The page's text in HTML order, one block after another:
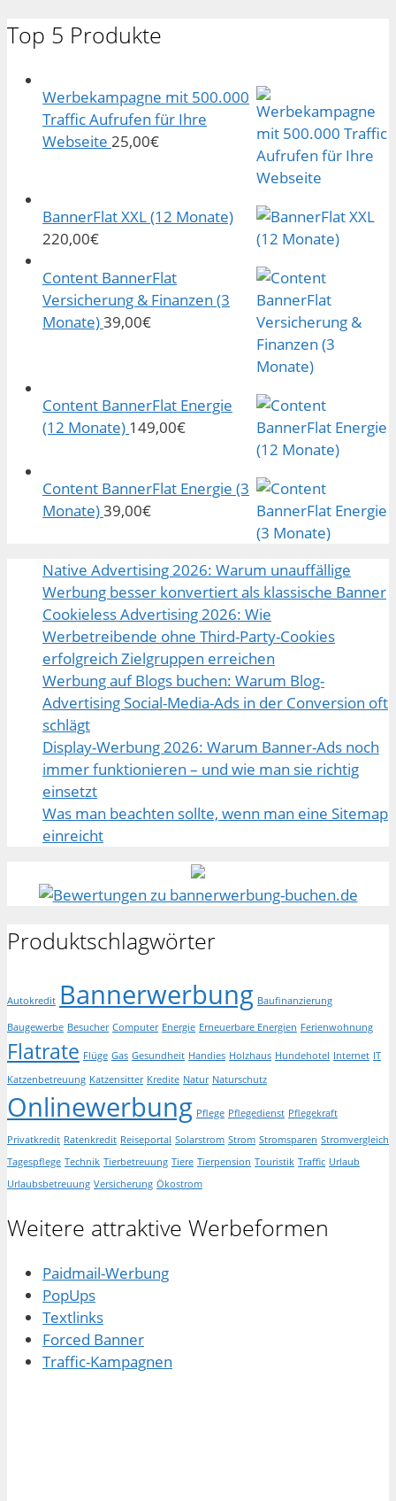
Top 5 Produkte
Werbekampagne mit 500.000
Traffic Aufrufen für Ihre
Webseite 25,00€
BannerFlat XXL (12 Monate)
220,00€
Content BannerFlat
Versicherung & Finanzen (3
Monate)39,00€
Content BannerFlat Energie
(12 Monate) 149,00€
Content BannerFlat Energie (3
Monate)39,00€
Native Advertising 2026: Warum unauffällige
Werbung besser konvertiert als klassische Banner
Cookieless Advertising 2026: Wie
Werbetreibende ohne Third-Party-Cookies
erfolgreich Zielgruppen erreichen
Werbung auf Blogs buchen: Warum Blog-
Advertising Social-Media-Ads in der Conversion oft
schlägt
Display-Werbung 2026: Warum Banner-Ads noch
immer funktionieren – und wie man sie richtig
einsetzt
Was man beachten sollte, wenn man eine Sitemap
einreicht
Produktschlagwörter
Autokredit Bannerwerbung Baufinanzierung
Baugewerbe Besucher Computer Energie Erneuerbare Energien Ferienwohnung
Flatrate Flüge Gas Gesundheit Handies Holzhaus Hundehotel Internet IT
Katzenbetreuung Katzensitter Kredite Natur Naturschutz
Onlinewerbung Pflege Pflegedienst Pflegekraft
Privatkredit Ratenkredit Reiseportal Solarstrom Strom Stromsparen Stromvergleich
Tagespflege Technik Tierbetreuung Tiere Tierpension Touristik Traffic Urlaub
Urlaubsbetreuung Versicherung Ökostrom
Weitere attraktive Werbeformen
Paidmail-Werbung
PopUps
Textlinks
Forced Banner
Traffic-Kampagnen